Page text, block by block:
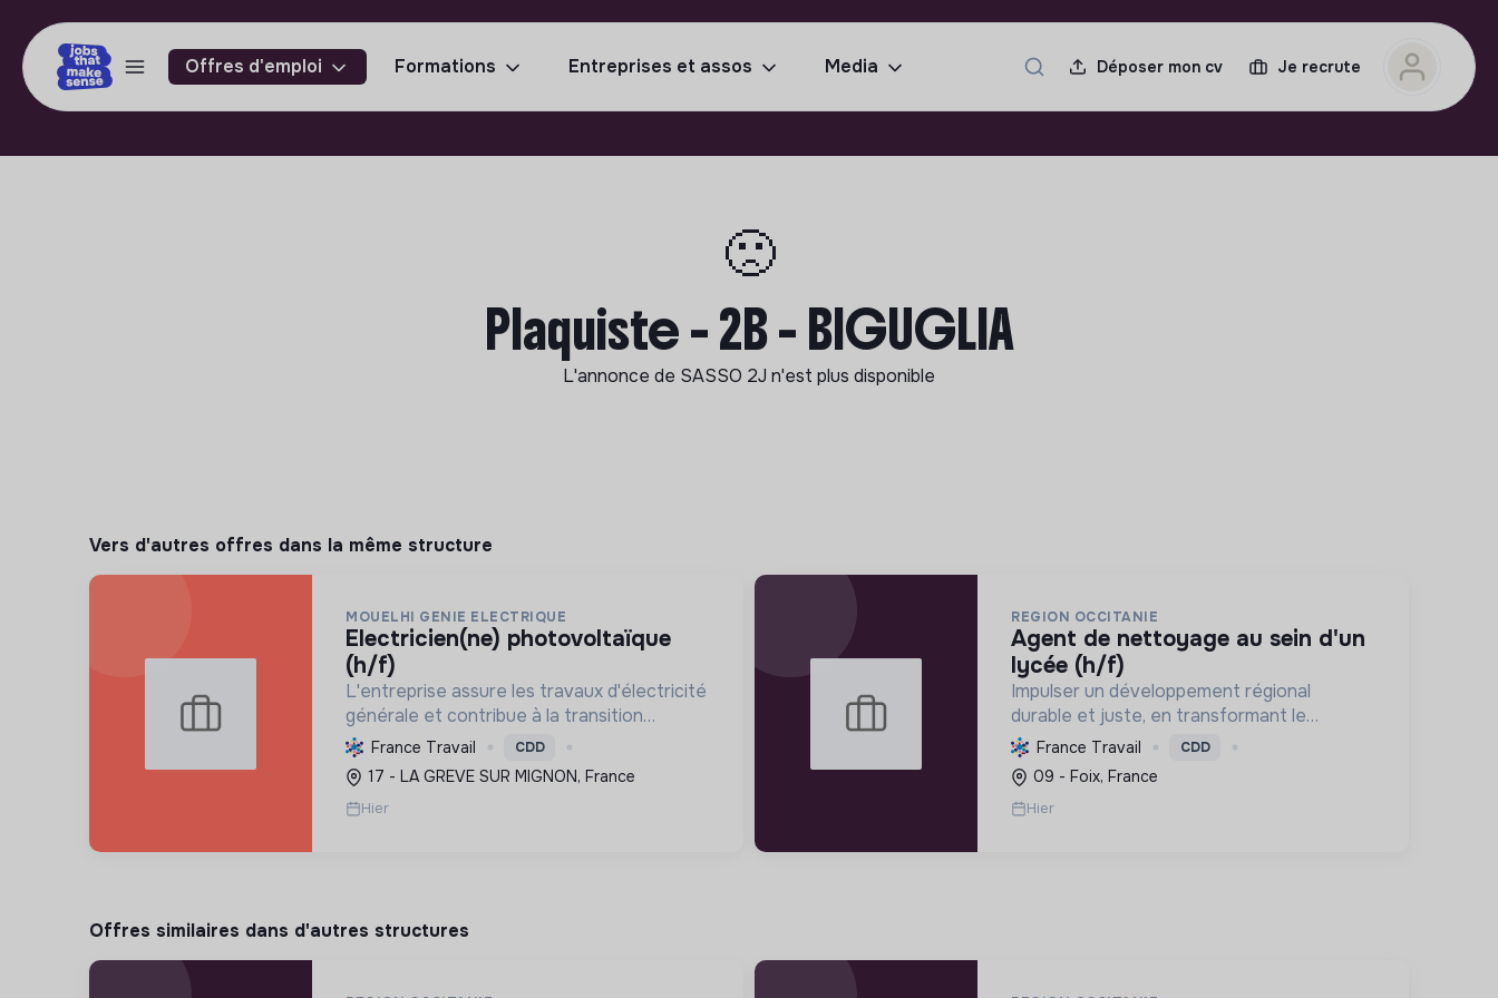
Offres d'emploi Formations Entreprises et assos Media Déposer mon cv Je recrute
🙁
Plaquiste - 2B - BIGUGLIA
L'annonce de SASSO 2J n'est plus disponible
Vers d'autres offres dans la même structure
MOUELHI GENIE ELECTRIQUE
electricien(ne) photovoltaïque
(h/f)
L'entreprise assure les travaux d'électricité
générale et contribue à la transition
écologique par l'installation de systèmes
photovoltaïques, favorisant ainsi une
énergie plus durable.
France Travail CDD
17 - LA GREVE SUR MIGNON, France
Hier
REGION OCCITANIE
agent de nettoyage au sein d'un
lycée (h/f)
Impulser un développement régional
durable et juste, en transformant le
territoire pour le rendre résilient et leader
en énergie positive d'ici 2050.
France Travail CDD
09 - Foix, France
Hier
Offres similaires dans d'autres structures